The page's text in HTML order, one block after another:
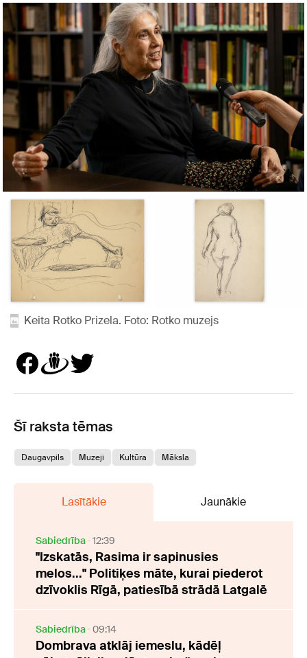
Keita Rotko Prizela. Foto: Rotko muzejs
Šī raksta tēmas
Daugavpils Muzeji Kultūra Māksla
Lasītākie Jaunākie
Sabiedrība 12:39
"Izskatās, Rasima ir sapinusies
melos..." Politiķes māte, kurai piederot
dzīvoklis Rīgā, patiesībā strādā Latgalē
Sabiedrība 09:14
Dombrava atklāj iemeslu, kādēļ